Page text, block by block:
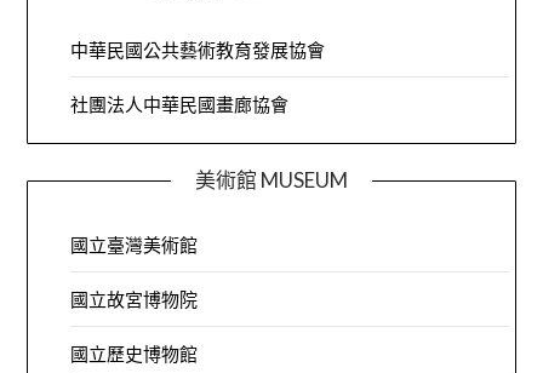
中華民國公共藝術教育發展協會
社團法人中華民國畫廊協會
美術館 MUSEUM
國立臺灣美術館
國立故宮博物院
國立歷史博物館